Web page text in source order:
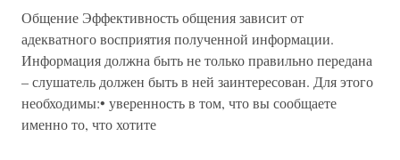
Общение Эффективность общения зависит от
адекватного восприятия полученной информации.
Информация должна быть не только правильно передана
– слушатель должен быть в ней заинтересован. Для этого
необходимы:• уверенность в том, что вы сообщаете
именно то, что хотите